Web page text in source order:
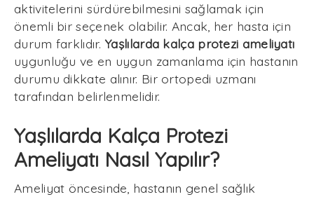
aktivitelerini sürdürebilmesini sağlamak için
önemli bir seçenek olabilir. Ancak, her hasta için
durum farklıdır. Yaşlılarda kalça protezi ameliyatı
uygunluğu ve en uygun zamanlama için hastanın
durumu dikkate alınır. Bir ortopedi uzmanı
tarafından belirlenmelidir.
Yaşlılarda Kalça Protezi
Ameliyatı Nasıl Yapılır?
Ameliyat öncesinde, hastanın genel sağlık